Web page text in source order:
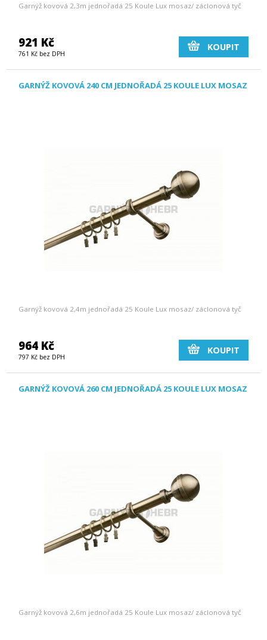
Garnýž kovová 2,3m jednořadá 25 Koule Lux mosaz/ záclonová tyč
921 Kč
761 Kč bez DPH
KOUPIT
GARNÝŽ KOVOVÁ 240 CM JEDNOŘADÁ 25 KOULE LUX MOSAZ
Garnýž kovová 2,4m jednořadá 25 Koule Lux mosaz/ záclonová tyč
964 Kč
797 Kč bez DPH
KOUPIT
GARNÝŽ KOVOVÁ 260 CM JEDNOŘADÁ 25 KOULE LUX MOSAZ
Garnýž kovová 2,6m jednořadá 25 Koule Lux mosaz/ záclonová tyč